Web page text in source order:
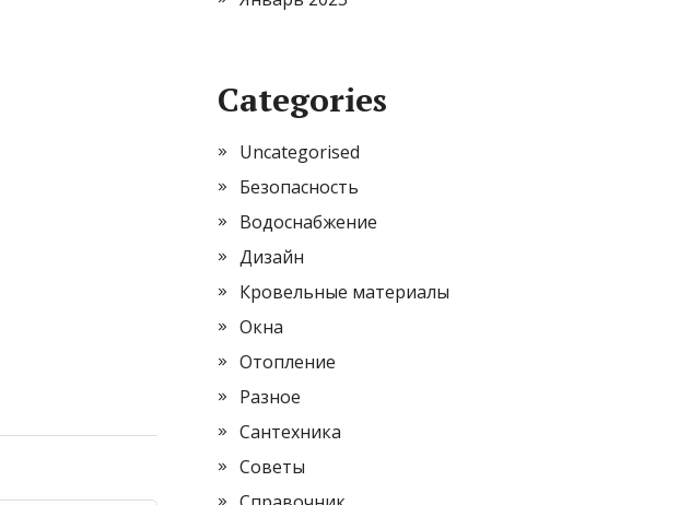
Categories
Uncategorised
Безопасность
Водоснабжение
Дизайн
Кровельные материалы
Окна
Отопление
Разное
Сантехника
Советы